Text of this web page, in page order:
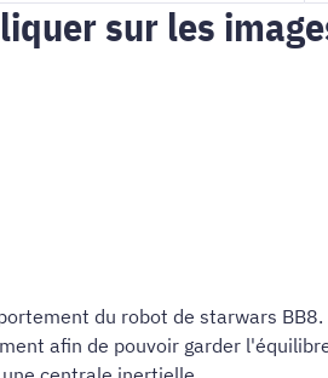
sur les
du robot de starwars
afin de pouvoir garder